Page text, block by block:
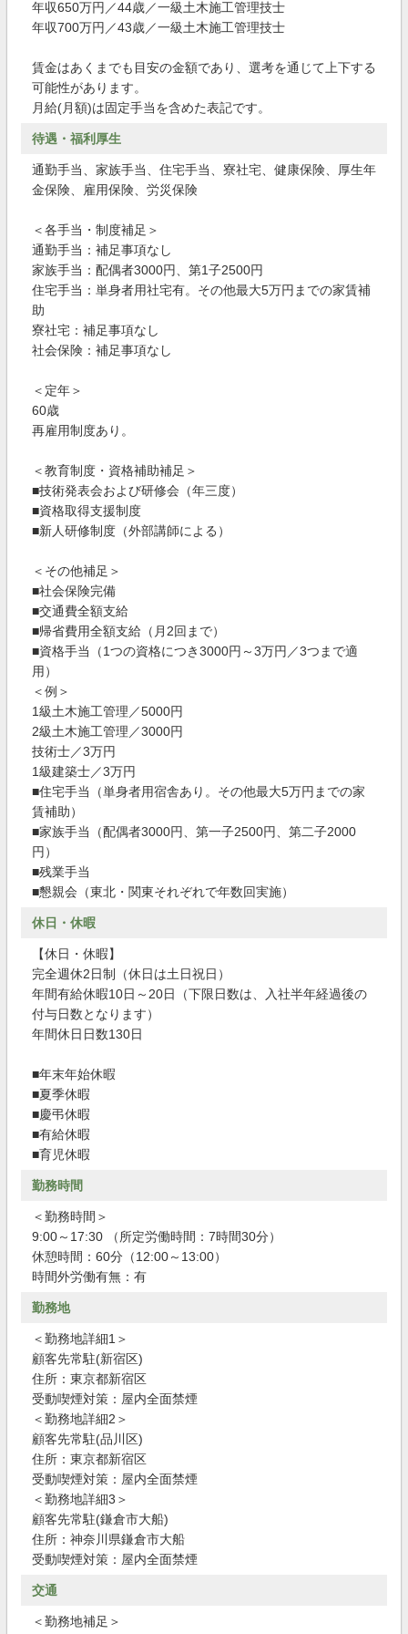
年収650万円／44歳／一級土木施工管理技士
年収700万円／43歳／一級土木施工管理技士
賃金はあくまでも目安の金額であり、選考を通じて上下する
可能性があります。
月給(月額)は固定手当を含めた表記です。
待遇・福利厚生
通勤手当、家族手当、住宅手当、寮社宅、健康保険、厚生年
金保険、雇用保険、労災保険
＜各手当・制度補足＞
通勤手当：補足事項なし
家族手当：配偶者3000円、第1子2500円
住宅手当：単身者用社宅有。その他最大5万円までの家賃補
助
寮社宅：補足事項なし
社会保険：補足事項なし
＜定年＞
60歳
再雇用制度あり。
＜教育制度・資格補助補足＞
■技術発表会および研修会（年三度）
■資格取得支援制度
■新人研修制度（外部講師による）
＜その他補足＞
■社会保険完備
■交通費全額支給
■帰省費用全額支給（月2回まで）
■資格手当（1つの資格につき3000円～3万円／3つまで適
用）
＜例＞
1級土木施工管理／5000円
2級土木施工管理／3000円
技術士／3万円
1級建築士／3万円
■住宅手当（単身者用宿舎あり。その他最大5万円までの家
賃補助）
■家族手当（配偶者3000円、第一子2500円、第二子2000
円）
■残業手当
■懇親会（東北・関東それぞれで年数回実施）
休日・休暇
【休日・休暇】
完全週休2日制（休日は土日祝日）
年間有給休暇10日～20日（下限日数は、入社半年経過後の
付与日数となります）
年間休日日数130日
■年末年始休暇
■夏季休暇
■慶弔休暇
■有給休暇
■育児休暇
勤務時間
＜勤務時間＞
9:00～17:30 （所定労働時間：7時間30分）
休憩時間：60分（12:00～13:00）
時間外労働有無：有
勤務地
＜勤務地詳細1＞
顧客先常駐(新宿区)
住所：東京都新宿区
受動喫煙対策：屋内全面禁煙
＜勤務地詳細2＞
顧客先常駐(品川区)
住所：東京都新宿区
受動喫煙対策：屋内全面禁煙
＜勤務地詳細3＞
顧客先常駐(鎌倉市大船)
住所：神奈川県鎌倉市大船
受動喫煙対策：屋内全面禁煙
交通
＜勤務地補足＞